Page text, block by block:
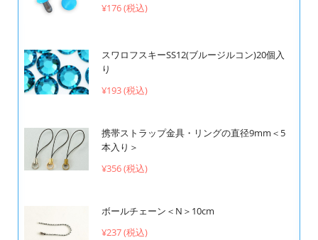
¥176 (税込)
スワロフスキーSS12(ブルージルコン)20個入
り
¥193 (税込)
携帯ストラップ金具・リングの直径9mm＜5
本入り＞
¥356 (税込)
ボールチェーン＜N＞10cm
¥237 (税込)